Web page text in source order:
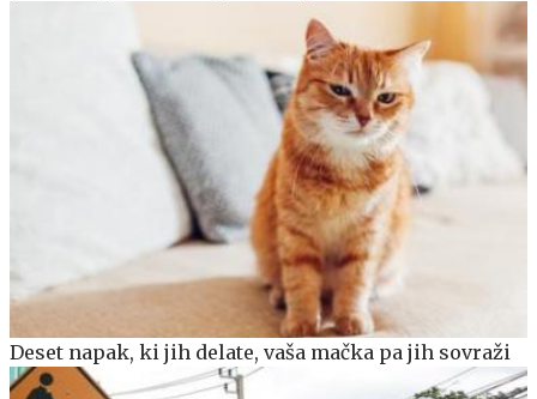
Deset napak, ki jih delate, vaša mačka pa jih sovraži